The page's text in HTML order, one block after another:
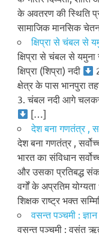
के अवतरण की स्थिति
सामाजिक मानसिक
क्षिप्रा से चंबल से
क्षिप्रा से चंबल से
क्षिप्रा (शिप्रा) नदी
क्षेत्र के पास भानपुरा
3. चंबल नदी आगे चलकर
[…]
देश बना गणतंत्र ,
देश बना गणतंत्र ,
भारत का संविधान
और उसका प्रतिबद्ध
वर्गों के अप्रतिम
शिक्षक राष्ट्र भक्त
वसन्त पञ्चमी :
वसन्त पञ्चमी : वसंत